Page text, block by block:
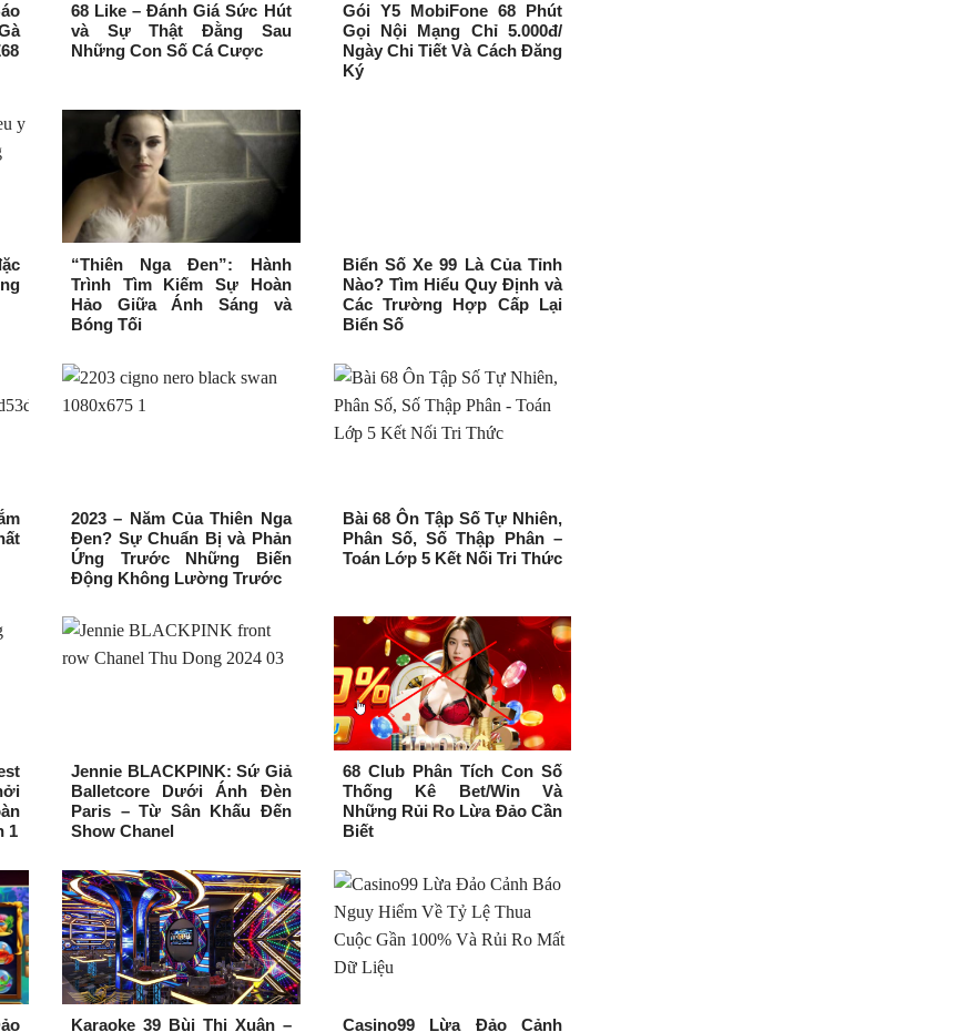
68 Like – Đánh Giá Sức Hút
và Sự Thật Đằng Sau
Những Con Số Cá Cược
Gói Y5 MobiFone 68 Phút
Gọi Nội Mạng Chỉ 5.000đ/
Ngày Chi Tiết Và Cách Đăng
Ký
“Thiên Nga Đen”: Hành
Trình Tìm Kiếm Sự Hoàn
Hảo Giữa Ánh Sáng và
Bóng Tối
Biển Số Xe 99 Là Của Tỉnh
Nào? Tìm Hiểu Quy Định và
Các Trường Hợp Cấp Lại
Biển Số
2023 – Năm Của Thiên Nga
Đen? Sự Chuẩn Bị và Phản
Ứng Trước Những Biến
Động Không Lường Trước
Bài 68 Ôn Tập Số Tự Nhiên,
Phân Số, Số Thập Phân –
Toán Lớp 5 Kết Nối Tri Thức
1
Jennie BLACKPINK: Sứ Giả
Balletcore Dưới Ánh Đèn
Paris – Từ Sân Khấu Đến
Show Chanel
68 Club Phân Tích Con Số
Thống Kê Bet/Win Và
Những Rủi Ro Lừa Đảo Cần
Biết
Karaoke 39 Bùi Thị Xuân – Casino99 Lừa Đảo Cảnh